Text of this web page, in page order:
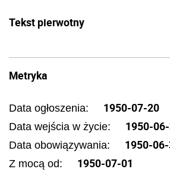
Tekst pierwotny
Metryka
Data ogłoszenia: 1950-07-20
Data wejścia w życie: 1950-
Data obowiązywania: 1950-
Z mocą od: 1950-07-01